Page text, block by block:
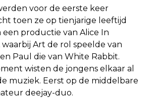
voor de eerste keer
toen ze op tienjarige leeftijd
een productie van Alice In
Art de rol speelde van
Paul die van White Rabbit.
wisten de jongens elkaar al
muziek. Eerst op de middelbare
deejay-duo.